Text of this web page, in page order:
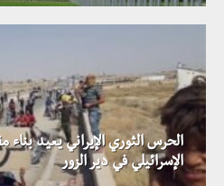
الحرس الثوري الإيراني يعيد بناء
الإسرائيلي في دير الزور